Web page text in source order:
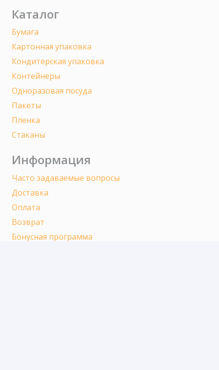
Каталог
Бумага
Картонная упаковка
Кондитерская упаковка
Контейнеры
Одноразовая посуда
Пакеты
Пленка
Стаканы
Информация
Часто задаваемые вопросы
Доставка
Оплата
Возврат
Бонусная программа